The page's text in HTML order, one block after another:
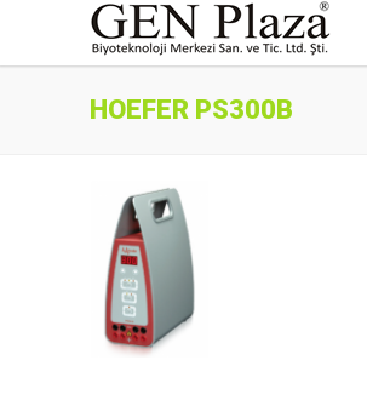
HOEFER PS300B